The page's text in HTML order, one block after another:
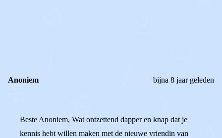
Anoniem bijna 8 jaar geleden
Beste Anoniem, Wat ontzettend dapper en knap dat je
kennis hebt willen maken met de nieuwe vriendin van